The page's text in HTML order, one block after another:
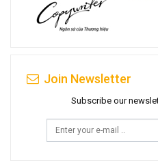
Join Newsletter
Subscribe our